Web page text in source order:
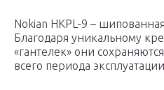
Nokian HKPL-9 –
Благодаря уникальному
«гантелек» они
всего периода